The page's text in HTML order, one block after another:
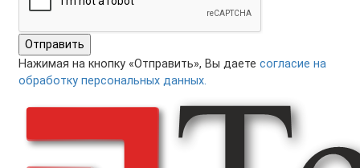
Отправить
Нажимая на кнопку «Отправить», Вы даете согласие на
обработку персональных данных.